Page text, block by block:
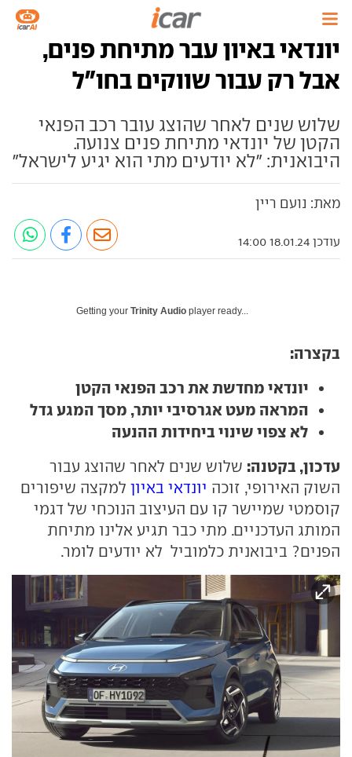
יונדאי באיון עבר מתיחת פנים,
אבל רק עבור שווקים בחו"ל
שלוש שנים לאחר שהוצג עובר רכב הפנאי
הקטן של יונדאי מתיחת פנים צנועה.
היבואנית: "לא יודעים מתי הוא יגיע לישראל"
מאת: נועם ריין
עודכן 18.01.24 14:00
Getting your Trinity Audio player ready...
בקצרה:
יונדאי מחדשת את רכב הפנאי הקטן
המראה מעט אגרסיבי יותר, מסך המגע גדל
לא צפוי שינוי ביחידות ההנעה
עדכון, בקטנה: שלוש שנים לאחר שהוצג עבור
השוק האירופי, זוכה יונדאי באיון למקצה שיפורים
קוסמטי שמיישר קו עם העיצוב הנוכחי של דגמי
המותג העדכניים. מתי כבר תגיע אלינו מתיחת
הפנים? ביבואנית כלמוביל לא יודעים לומר.